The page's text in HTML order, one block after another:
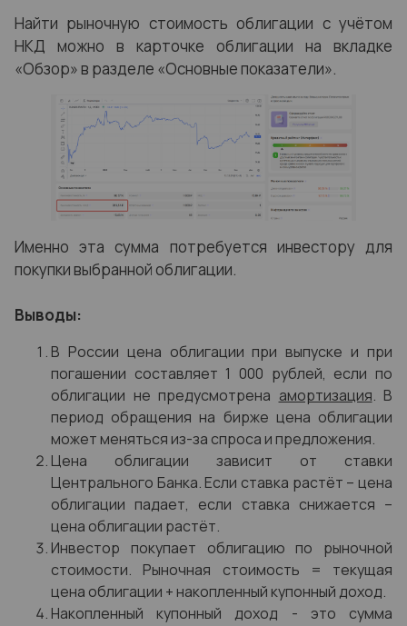
Найти рыночную стоимость облигации с учётом
НКД можно в карточке облигации на вкладке
«Обзор» в разделе «Основные показатели».
Именно эта сумма потребуется инвестору для
покупки выбранной облигации.
Выводы:
В России цена облигации при выпуске и при
погашении составляет 1 000 рублей, если по
облигации не предусмотрена амортизация. В
период обращения на бирже цена облигации
может меняться из-за спроса и предложения.
Цена облигации зависит от ставки
Центрального Банка. Если ставка растёт – цена
облигации падает, если ставка снижается –
цена облигации растёт.
Инвестор покупает облигацию по рыночной
стоимости. Рыночная стоимость = текущая
цена облигации + накопленный купонный доход.
Накопленный купонный доход - это сумма